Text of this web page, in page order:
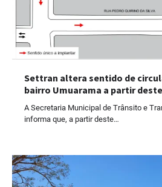
Settran altera sentido de
bairro Umuarama a partir
A Secretaria Municipal de Trânsito e
informa que, a partir deste…